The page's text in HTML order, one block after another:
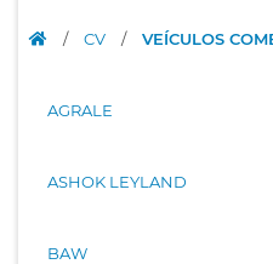
/ CV / VEÍCULOS
AGRALE
ASHOK LEYLAND
BAW